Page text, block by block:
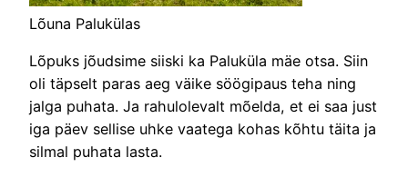
Lõuna Palukülas
Lõpuks jõudsime siiski ka Paluküla mäe otsa. Siin
oli täpselt paras aeg väike söögipaus teha ning
jalga puhata. Ja rahulolevalt mõelda, et ei saa just
iga päev sellise uhke vaatega kohas kõhtu täita ja
silmal puhata lasta.